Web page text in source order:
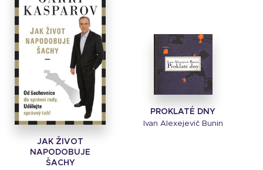
JAK ŽIVOT
NAPODOBUJE
ŠACHY
PROKLATÉ DNY
Ivan Alexejevič Bunin